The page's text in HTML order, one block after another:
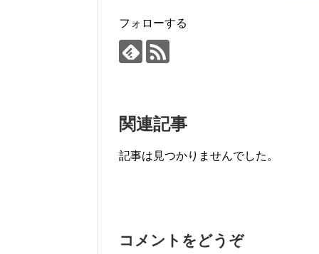
フォローする
関連記事
記事は見つかりませんでした。
コメントをどうぞ